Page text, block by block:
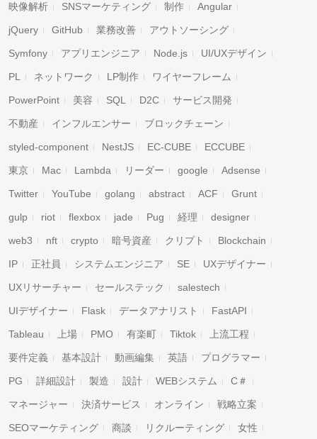
映像解析 SNSマーケティング 制作 Angular
jQuery GitHub 業務改善 アウトソーシング
Symfony アプリエンジニア Node.js UI/UXデザイン
PL ネットワーク LP制作 ワイヤーフレーム
PowerPoint 美容 SQL D2C サービス開発
不動産 インフルエンサー ブロックチェーン
styled-component NestJS EC-CUBE ECCUBE
東京 Mac Lambda リーダー google Adsense
Twitter YouTube golang abstract ACF Grunt
gulp riot flexbox jade Pug 経理 designer
web3 nft crypto 暗号資産 クリプト Blockchain
IP 正社員 システムエンジニア SE UXデザイナー
UXリサーチャー セールステック salestech
UIデザイナー Flask データアナリスト FastAPI
Tableau 上場 PMO 有楽町 Tiktok 上流工程
要件定義 基本設計 動画編集 英語 プログラマー
PG 詳細設計 製造 設計 WEBシステム C＃
マネージャー 決済サービス オンライン 戦略立案
SEOマーケティング 商談 リクルーティング 女性